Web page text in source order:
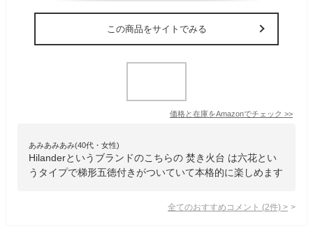
この商品をサイトでみる
価格と在庫をAmazonでチェック >>
あみあみあみ(40代・女性)
Hilanderというブランドのこちらの 焚き火台 は六花とい
うタイプで梯形五徳付きがついていて本格的に楽しめます
全てのおすすめコメント (2件) >